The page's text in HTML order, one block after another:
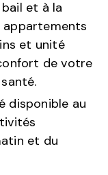
et à la
et unité
de votre
disponible au
et du